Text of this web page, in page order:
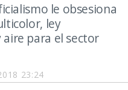
23:24
le obsesiona
ley
para el sector